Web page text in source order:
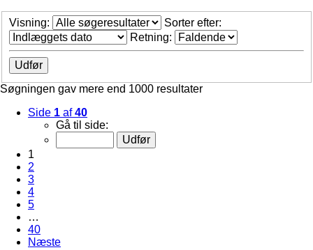
Visning:
Sorter efter:
Retning:
Søgningen gav mere end 1000 resultater
Side 1 af40
Gå til side:
1
2
3
4
5
…
40
Næste